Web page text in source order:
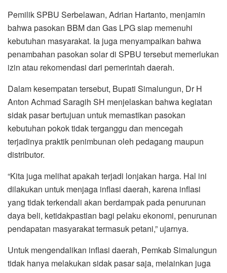
Pemilik SPBU Serbelawan, Adrian Hartanto, menjamin
bahwa pasokan BBM dan Gas LPG siap memenuhi
kebutuhan masyarakat. Ia juga menyampaikan bahwa
penambahan pasokan solar di SPBU tersebut memerlukan
izin atau rekomendasi dari pemerintah daerah.
Dalam kesempatan tersebut, Bupati Simalungun, Dr H
Anton Achmad Saragih SH menjelaskan bahwa kegiatan
sidak pasar bertujuan untuk memastikan pasokan
kebutuhan pokok tidak terganggu dan mencegah
terjadinya praktik penimbunan oleh pedagang maupun
distributor.
“Kita juga melihat apakah terjadi lonjakan harga. Hal ini
dilakukan untuk menjaga inflasi daerah, karena inflasi
yang tidak terkendali akan berdampak pada penurunan
daya beli, ketidakpastian bagi pelaku ekonomi, penurunan
pendapatan masyarakat termasuk petani,” ujarnya.
Untuk mengendalikan inflasi daerah, Pemkab Simalungun
tidak hanya melakukan sidak pasar saja, melainkan juga